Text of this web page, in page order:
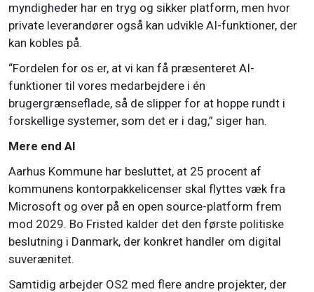
myndigheder har en tryg og sikker platform, men hvor
private leverandører også kan udvikle AI-funktioner, der
kan kobles på.
“Fordelen for os er, at vi kan få præsenteret AI-
funktioner til vores medarbejdere i én
brugergrænseflade, så de slipper for at hoppe rundt i
forskellige systemer, som det er i dag,” siger han.
Mere end AI
Aarhus Kommune har besluttet, at 25 procent af
kommunens kontorpakkelicenser skal flyttes væk fra
Microsoft og over på en open source-platform frem
mod 2029. Bo Fristed kalder det den første politiske
beslutning i Danmark, der konkret handler om digital
suverænitet.
Samtidig arbejder OS2 med flere andre projekter, der